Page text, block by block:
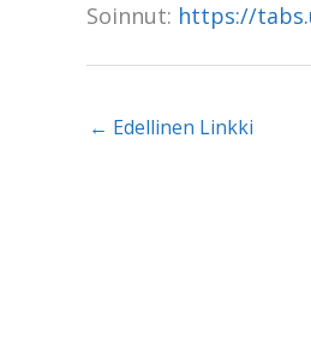
Soinnut: https://
← Edellinen Linkki